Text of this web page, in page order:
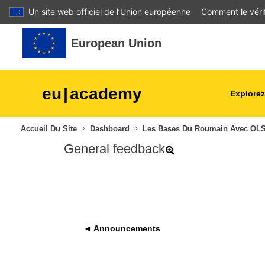
Un site web officiel de l’Union européenne
Comment le
Passer au contenu principal
European Union
eu|academy
agriculture et
données, numérique et
Accueil Du Site Dashboard Les Bases Du Roumain Avec
General feedback
◄ Announcements